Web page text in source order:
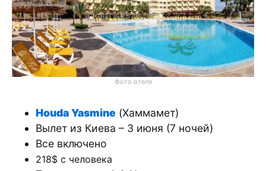
Фото отеля
Houda Yasmine (Хаммамет)
Вылет из Киева – 3 июня (7 ночей)
Все включено
218$ с человека